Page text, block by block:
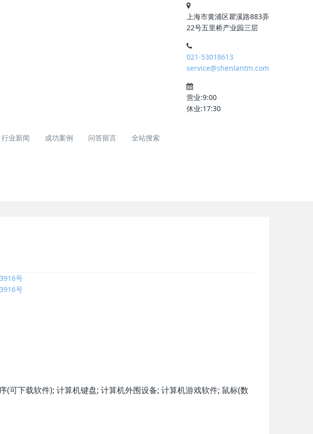
上海市黄浦区瞿溪路883弄
22号五里桥产业园三层
021-53018613
service@shenlantm.com
营业:9:00
休业:17:30
行业新闻 成功案例 问答留言 全站搜索
可下载软件); 计算机键盘; 计算机外围设备; 计算机游戏软件; 鼠标(数